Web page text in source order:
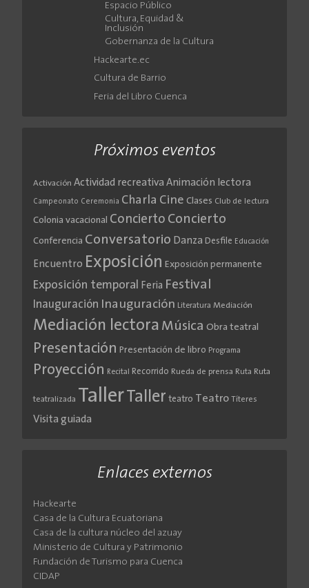
Espacio Público
Cultura, Equidad &
Inclusión
Gobernanza de la Cultura
Hackearte.ec
Cultura de Barrio
Feria del Libro Cuenca
Próximos eventos
Activación Actividad recreativa Animación lectora
Campeonato Ceremonia Charla Cine Clases Club de lectura
Colonia vacacional Concierto Concierto
Conferencia Conversatorio Danza Desfile Educación
Encuentro Exposición Exposición permanente
Exposición temporal Feria Festival
Inauguración Inauguración Literatura Mediación
Mediación lectora Música Obra teatral
Presentación Presentación de libro Programa
Proyección Recital Recorrido Rueda de prensa Ruta Ruta
teatralizada TallerTaller teatro Teatro Títeres
Visita guiada
Enlaces externos
Hackearte
Casa de la Cultura Ecuatoriana
Casa de la cultura núcleo del azuay
Ministerio de Cultura y Patrimonio
Fundación de Turismo para Cuenca
CIDAP